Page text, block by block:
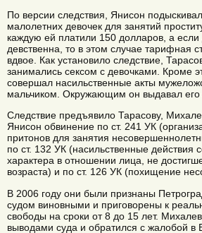
По версии следствия, Янисон
малолетних девочек для занятий
каждую ей платили 150 долларов, а если
девственна, то в этом случае тарифная
вдвое. Как установило следствие,
занимались сексом с девочками. Кроме
совершал насильственные акты
мальчиком. Окружающим он выдавал его
Следствие предъявило Тарасову,
Янисон обвинение по ст. 241 УК
притонов для занятия
по ст. 132 УК (насильственные действия
характера в отношении лица, не
возраста) и по ст. 126 УК (похищение
В 2006 году они были признаны
судом виновными и приговорены к
свободы на сроки от 8 до 15 лет.
выводами суда и обратился с жалобой в